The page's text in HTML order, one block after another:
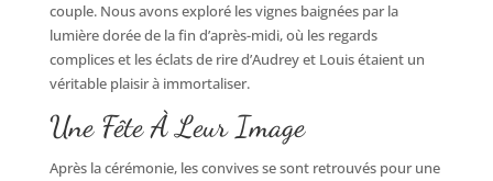
couple. Nous avons exploré les vignes baignées par la
lumière dorée de la fin d’après-midi, où les regards
complices et les éclats de rire d’Audrey et Louis étaient un
véritable plaisir à immortaliser.
Une Fête À Leur Image
Après la cérémonie, les convives se sont retrouvés pour une